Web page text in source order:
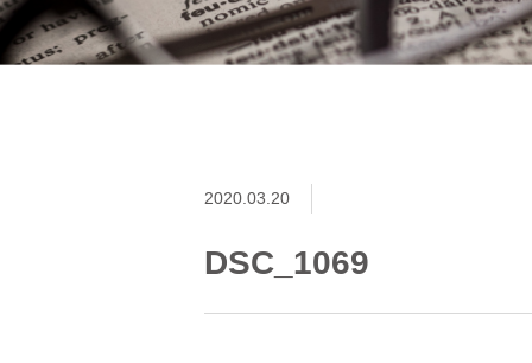
2020.03.20
DSC_1069